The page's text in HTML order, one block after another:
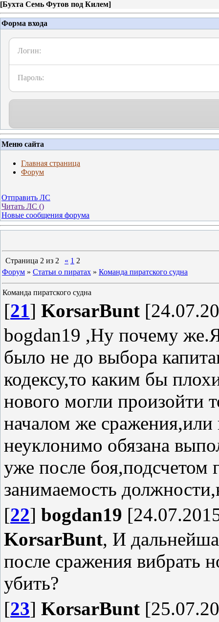
[Бухта Семь Футов под Килем]
Форма входа
Логин:
Пароль:
Меню сайта
Главная страница
Форум
Отправить ЛС
Читать ЛС ()
Новые сообщения форума
Страница 2 из 2 « 1 2
Форум » Статьи о пиратах » Команда пиратского судна
Команда пиратского судна
[21] KorsarBunt
bogdan19 ,Ну почему
было не до выбора
кодексу,то каким бы
нового могли произойти
началом же сражения,или
неуклонимо обязана
уже после боя,подсчетом
занимаемость
[22] bogdan19
KorsarBunt, И
после сражения вибрать
убить?
[23] KorsarBunt